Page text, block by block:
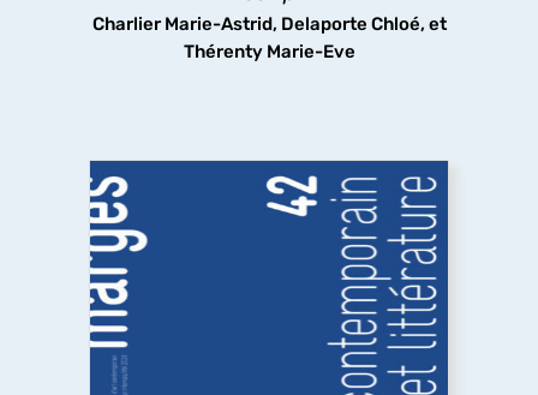
Charlier Marie-Astrid, Delaporte Chloé, et
Thérenty Marie-Eve
Art contemporain et littérature
Quelles sont les relations entre art contemporain
et littérature ? A travers des exemples allant des
emprunts littéraires à des œuvres plastiques